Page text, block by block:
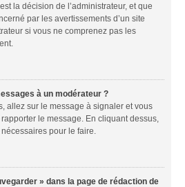
la décision de l’administrateur, et que
par les avertissements d’un site
si vous ne comprenez pas les
à un modérateur ?
allez sur le message à signaler et vous
le message. En cliquant dessus,
pour le faire.
» dans la page de rédaction de